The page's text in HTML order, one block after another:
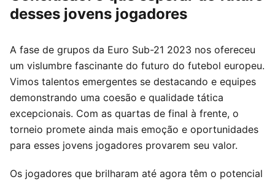
desses jovens jogadores
A fase de grupos da Euro Sub-21 2023 nos ofereceu
um vislumbre fascinante do futuro do futebol europeu.
Vimos talentos emergentes se destacando e equipes
demonstrando uma coesão e qualidade tática
excepcionais. Com as quartas de final à frente, o
torneio promete ainda mais emoção e oportunidades
para esses jovens jogadores provarem seu valor.
Os jogadores que brilharam até agora têm o potencial